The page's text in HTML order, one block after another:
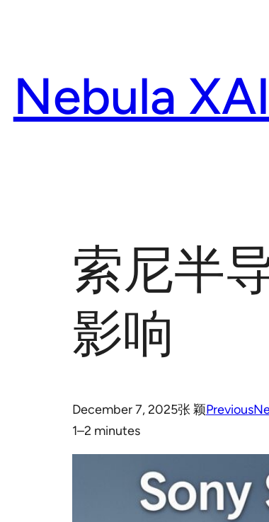
Nebula XAI
索尼半
影响
December 7, 2025张 颖Previous
1–2 minutes